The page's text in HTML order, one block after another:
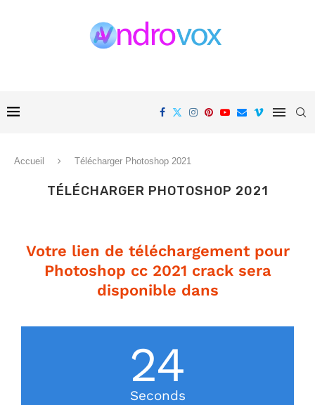
Accueil Télécharger Photoshop 2021
TÉLÉCHARGER PHOTOSHOP 2021
Votre lien de téléchargement pour
Photoshop cc 2021 crack sera
disponible dans
24
Seconds